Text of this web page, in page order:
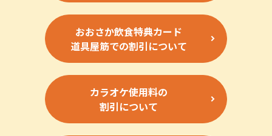
おおさか飲食特典カード
道具屋筋での割引について
カラオケ使用料の
割引について